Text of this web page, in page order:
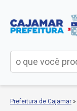
Prefeitura de Cajamar »